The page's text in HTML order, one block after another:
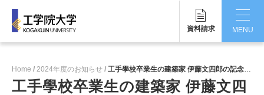
資料請求
MENU
工学院大学について
Home 2024年度のお知らせ 工手學校卒業生の建築家 伊藤文四郎の記念講演会を開催
工手學校卒業生の建築家 伊藤文四